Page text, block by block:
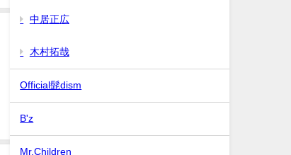
中居正広
木村拓哉
Official髭dism
B'z
Mr.Children